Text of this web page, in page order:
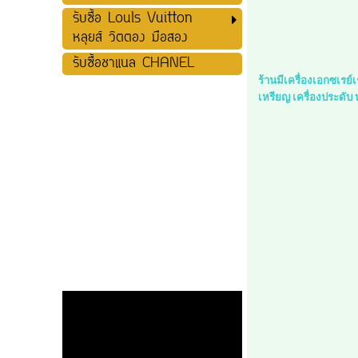
รับซื้อ Louls Vuitton
หลุยส์ วิตตอง มือสอง
รับซื้อชาแนล CHANEL
ร้านมีเครื่องเอกซเร
เหรียญ เครื่องประดับ